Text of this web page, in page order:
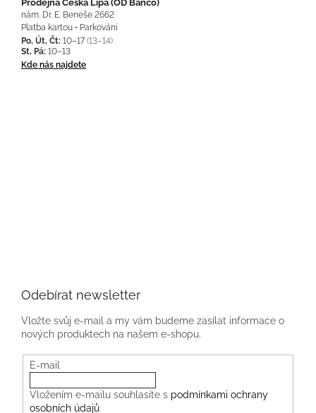
Prodejna Česká Lípa (OD Banco)
nám. Dr. E. Beneše 2662
Platba kartou • Parkování
Po, Út, Čt: 10–17 (13–14)
St, Pá: 10–13
Kde nás najdete
Odebírat newsletter
Vložte svůj e-mail a my vám budeme zasílat informace o
nových produktech na našem e-shopu.
E-mail
Vložením e-mailu souhlasíte s podmínkami ochrany
osobních údajů